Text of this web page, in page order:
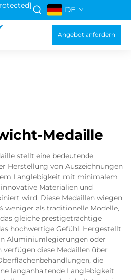
DE
Angebot anfordern
Medaille
stellt eine bedeutende
Herstellung von Auszeichnungen
Langlebigkeit mit minimalem
Materialien und
wird. Diese Medaillen wiegen
weniger als traditionelle Modelle,
gleiche prestigeträchtige
hochwertige Gefühl. Hergestellt
Aluminiumlegierungen oder
diese Medaillen über
die
langanhaltende Langlebigkeit